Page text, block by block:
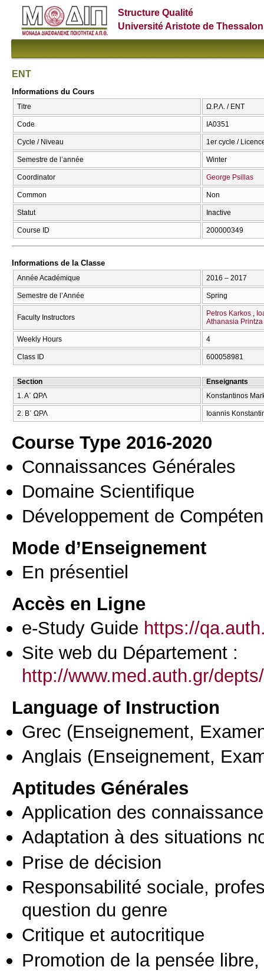
Structure Qualité
Université Aristote de
ENT
Informations du Cours
Titre Ω.Ρ.Λ. / ENT
Code ΙΑ0351
Cycle / Niveau 1er cycle /
Semestre de l’année Winter
Coordinator George Psillas
Common Non
Statut Inactive
Course ID 200000349
Informations de la Classe
Année Académique 2016 – 2017
Semestre de l’Année Spring
Faculty Instructors Petros Karkos
Athanasia Printza
Weekly Hours 4
Class ID 600058981
Section
Enseignants
1. Α΄ ΩΡΛ
Konstantinos
2. Β΄ ΩΡΛ Ioannis
Course Type 2016-2020
Connaissances Générales
Domaine Scientifique
Développement de
Mode d’Enseignement
En présentiel
Accès en Ligne
e-Study Guide https://
Site web du Département :
http://www.med.auth.gr/
Language of Instruction
Grec (Enseignement,
Anglais (Enseignement,
Aptitudes Générales
Application des
Adaptation à des situations
Prise de décision
Responsabilité sociale,
question du genre
Critique et autocritique
Promotion de la pensée